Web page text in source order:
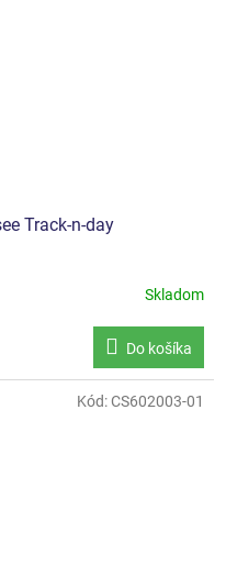
Track-n-day
Skladom
Do košíka
Kód:CS602003-01